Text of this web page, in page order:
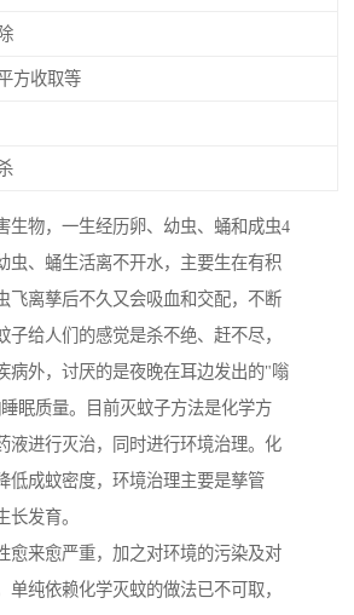
方收取等
生物，一生经历卵、幼虫、蛹和成虫4
虫、蛹生活离不开水，主要生在有积
飞离孳后不久又会吸血和交配，不断
子给人们的感觉是杀不绝、赶不尽，
病外，讨厌的是夜晚在耳边发出的"嗡
眠质量。目前灭蚊子方法是化学方
液进行灭治，同时进行环境治理。化
低成蚊密度，环境治理主要是孳管
长发育。
愈来愈严重，加之对环境的污染及对
单纯依赖化学灭蚊的做法已不可取，